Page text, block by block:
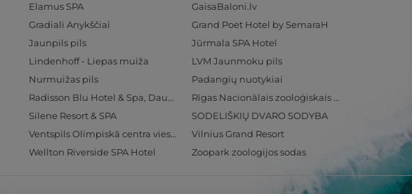
Elamus SPA
GaisaBaloni.lv
Gradiali Anykščiai
Grand Poet Hotel by SemaraH
Jaunpils pils
Jūrmala SPA Hotel
Lindenhoff - Liepas muiža
LVM Jaunmoku pils
Nurmuižas pils
Padangių nuotykiai
Radisson Blu Hotel & Spa, Daugava Riga
Rīgas Nacionālais zooloģiskais dārzs
Silene Resort & SPA
SODELIŠKIŲ DVARO SODYBA
Ventspils Olimpiskā centra viesnīca
Vilnius Grand Resort
Wellton Riverside SPA Hotel Zoopark zoologijos sodas